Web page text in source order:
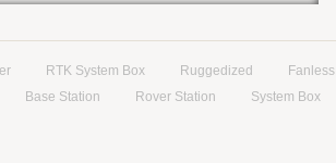
RTK System Box Ruggedized Fanless
Base Station Rover Station System Box